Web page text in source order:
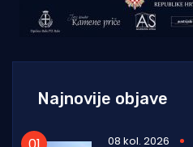
Najnovije objave
08 kol. 2026